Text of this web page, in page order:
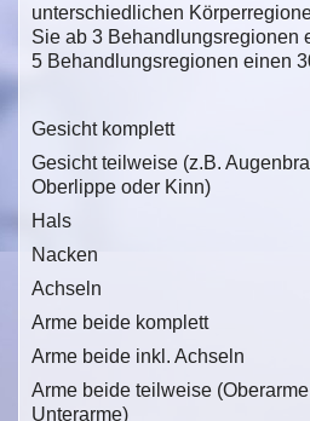
unterschiedlichen
Sie ab 3 Behandlungsregionen
5 Behandlungsregionen einen
Gesicht komplett
Gesicht teilweise (z.B.
Oberlippe oder Kinn)
Hals
Nacken
Achseln
Arme beide komplett
Arme beide inkl. Achseln
Arme beide teilweise
Unterarme)